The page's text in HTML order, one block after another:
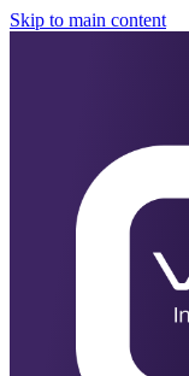
Skip to main content